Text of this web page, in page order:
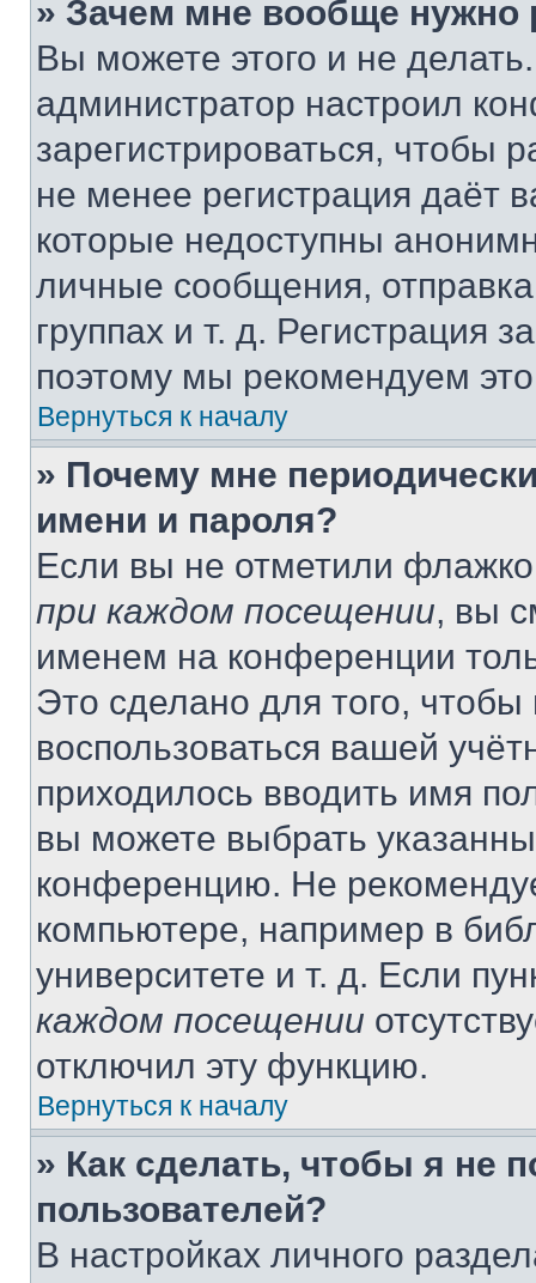
» Зачем мне вообще нужно
Вы можете этого и не
администратор настроил
зарегистрироваться, чтобы
не менее регистрация даёт
которые недоступны
личные сообщения,
группах и т. д. Регистрация
поэтому мы рекомендуем
Вернуться к началу
» Почему мне
имени и пароля?
Если вы не отметили
при каждом посещении, вы
именем на конференции
Это сделано для того, чтобы
воспользоваться вашей
приходилось вводить имя
вы можете выбрать
конференцию. Не
компьютере, например в
университете и т. д. Если
каждом посещении
отключил эту функцию.
Вернуться к началу
» Как сделать, чтобы я не
пользователей?
В настройках личного